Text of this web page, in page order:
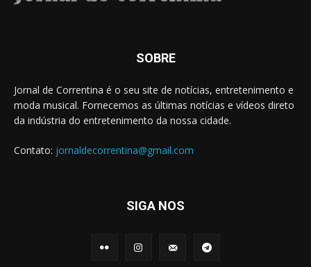
SOBRE
Jornal de Correntina é o seu site de notícias, entretenimento e
moda musical. Fornecemos as últimas notícias e vídeos direto
da indústria do entretenimento da nossa cidade.
Contato: jornaldecorrentina@gmail.com
SIGA NOS